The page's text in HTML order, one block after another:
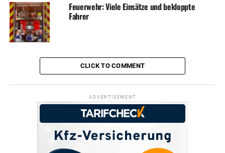
Feuerwehr: Viele Einsätze und bekloppte
Fahrer
CLICK TO COMMENT
ADVERTISEMENT